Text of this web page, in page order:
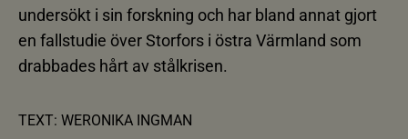
undersökt i sin forskning och har bland annat gjort
en fallstudie över Storfors i östra Värmland som
drabbades hårt av stålkrisen.
TEXT: WERONIKA INGMAN